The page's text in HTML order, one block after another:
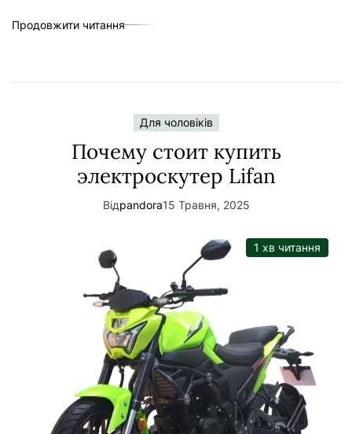
Продовжити читання
Для чоловіків
Почему стоит купить
электроскутер Lifan
Відpandora15 Травня, 2025
1 хв читання